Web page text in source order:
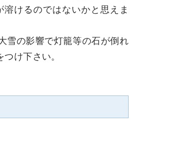
けるのではないかと思えま
雪の影響で灯籠等の石が倒れ
け下さい。